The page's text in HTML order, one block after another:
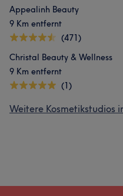
Appealinh Beauty
9 Km entfernt
(471)
Christal Beauty & Wellness
9 Km entfernt
(1)
Weitere Kosmetikstudios